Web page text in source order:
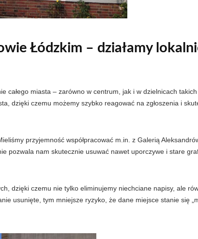
Łódzkim – działamy
całego miasta – zarówno w centrum, jak i w dzielnicach
dzięki czemu możemy szybko reagować na zgłoszenia i
przyjemność współpracować m.in. z Galerią
pozwala nam skutecznie usuwać nawet uporczywe i stare
dzięki czemu nie tylko eliminujemy niechciane napisy, ale
usunięte, tym mniejsze ryzyko, że dane miejsce stanie się